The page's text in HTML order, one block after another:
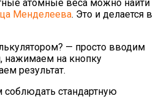
атомные веса можно найти
Менделеева. Это и делается в
— просто вводим
нажимаем на кнопку
результат.
соблюдать стандартную